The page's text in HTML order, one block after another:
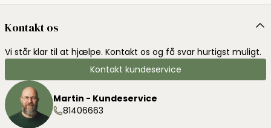
Kontakt os
Vi står klar til at hjælpe. Kontakt os og få svar hurtigst muligt.
Kontakt kundeservice
Martin - Kundeservice
81406663